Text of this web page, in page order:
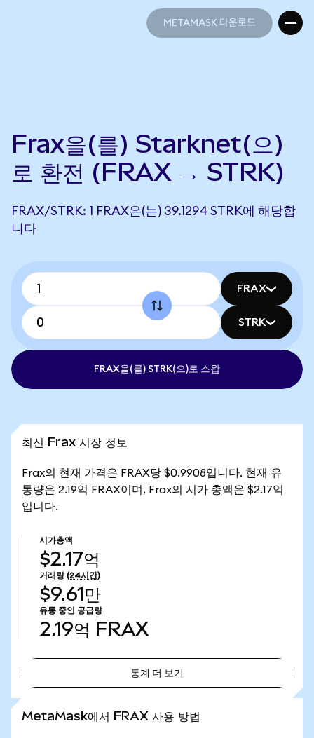
METAMASK 다운로드
Frax을(를) Starknet(으)
로 환전 (FRAX → STRK)
FRAX/STRK: 1 FRAX은(는) 39.1294 STRK에 해당합
니다
FRAX
STRK
FRAX을(를) STRK(으)로 스왑
최신 Frax 시장 정보
Frax의 현재 가격은 FRAX당 $0.9908입니다. 현재 유
통량은 2.19억 FRAX이며, Frax의 시가 총액은 $2.17억
입니다.
시가총액
$2.17억
거래량 (24시간)
$9.61만
유통 중인 공급량
2.19억 FRAX
통계 더 보기
MetaMask에서 FRAX 사용 방법